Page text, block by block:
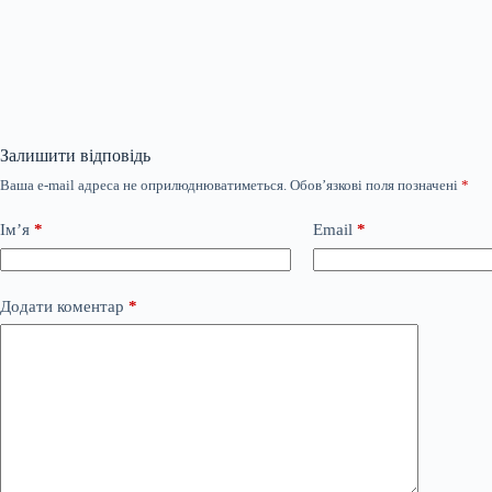
Залишити відповідь
Ваша e-mail адреса не оприлюднюватиметься. Обов’язкові поля позначені *
Ім’я * Email *
Додати коментар *